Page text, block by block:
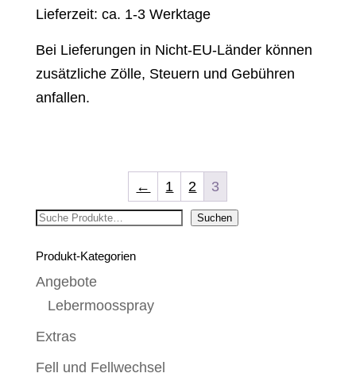
Lieferzeit: ca. 1-3 Werktage
Bei Lieferungen in Nicht-EU-Länder können
zusätzliche Zölle, Steuern und Gebühren
anfallen.
← 1 2 3
Suchen Suchen
Produkt-Kategorien
Angebote
Lebermoosspray
Extras
Fell und Fellwechsel